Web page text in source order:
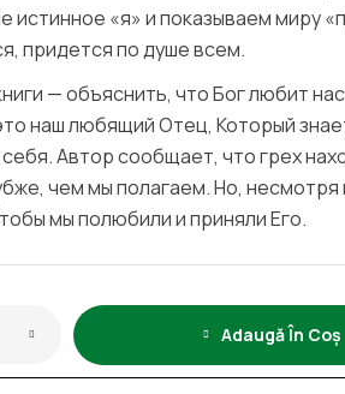
истинное «я» и показываем миру
придется по душе всем.
— объяснить, что Бог любит
наш любящий Отец, Который
Автор сообщает, что грех
чем мы полагаем. Но, несмотря
мы полюбили и приняли Его.
Adaugă În Coș